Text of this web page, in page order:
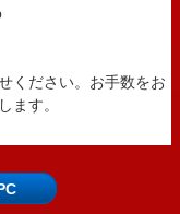
ください。お手数をお
ます。